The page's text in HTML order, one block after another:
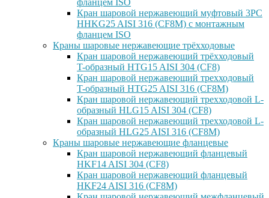
фланцем ISO
Кран шаровой нержавеющий муфтовый 3PC
HHKG25 AISI 316 (CF8M) с монтажным
фланцем ISO
Краны шаровые нержавеющие трёхходовые
Кран шаровой нержавеющий трёхходовый
T-образный HTG15 AISI 304 (CF8)
Кран шаровой нержавеющий трехходовый
T-образный HTG25 AISI 316 (CF8M)
Кран шаровой нержавеющий трехходовой L-
образный HLG15 AISI 304 (CF8)
Кран шаровой нержавеющий трехходовой L-
образный HLG25 AISI 316 (CF8M)
Краны шаровые нержавеющие фланцевые
Кран шаровой нержавеющий фланцевый
HKF14 AISI 304 (CF8)
Кран шаровой нержавеющий фланцевый
HKF24 AISI 316 (CF8M)